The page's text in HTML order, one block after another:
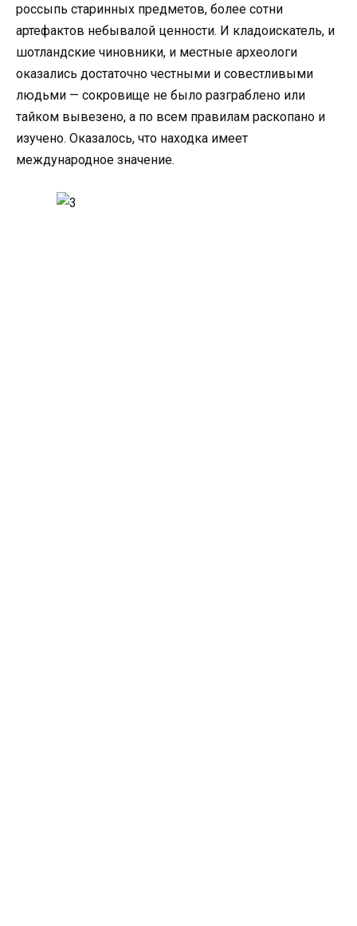
россыпь старинных предметов, более сотни
артефактов небывалой ценности. И кладоискатель, и
шотландские чиновники, и местные археологи
оказались достаточно честными и совестливыми
людьми — сокровище не было разграблено или
тайком вывезено, а по всем правилам раскопано и
изучено. Оказалось, что находка имеет
международное значение.